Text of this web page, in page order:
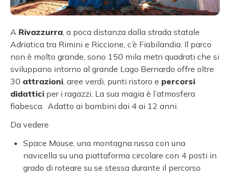
A Rivazzurra , a poca distanza dalla strada statale
Adriatica tra Rimini e Riccione, c’è Fiabilandia. Il parco
non è molto grande, sono 150 mila metri quadrati che si
sviluppano intorno al grande Lago Bernardo offre oltre
30 attrazioni , aree verdi, punti ristoro e percorsi
didattici per i ragazzi. La sua magia è l’atmosfera
fiabesca. Adatto ai bambini dai 4 ai 12 anni.
Da vedere
Space Mouse, una montagna russa con una
navicella su una piattaforma circolare con 4 posti in
grado di roteare su se stessa durante il percorso